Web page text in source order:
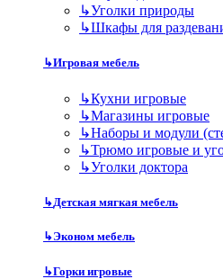
↳Уголки природы
↳Шкафы для
↳Игровая мебель
↳Кухни игровые
↳Магазины игровые
↳Наборы и модули
↳Трюмо игровые и
↳Уголки доктора
↳Детская мягкая мебель
↳Эконом мебель
↳Горки игровые